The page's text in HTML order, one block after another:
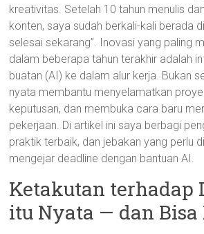
kreativitas. Setelah 10 tahun menulis
konten, saya sudah berkali-kali berada
selesai sekarang”. Inovasi yang paling
dalam beberapa tahun terakhir adalah
buatan (AI) ke dalam alur kerja. Bukan
nyata membantu menyelamatkan
keputusan, dan membuka cara baru
pekerjaan. Di artikel ini saya berbagi
praktik terbaik, dan jebakan yang perlu
mengejar deadline dengan bantuan AI.
Ketakutan terhadap
itu Nyata — dan Bisa